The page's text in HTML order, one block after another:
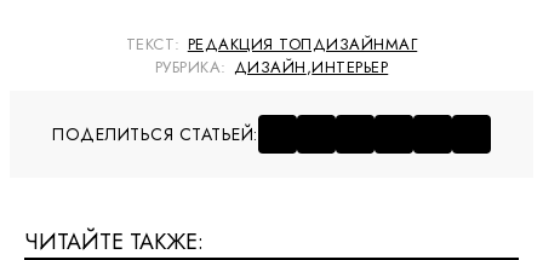
ТЕКСТ: РЕДАКЦИЯ ТОПДИЗАЙНМАГ
РУБРИКА: ДИЗАЙН,ИНТЕРЬЕР
ПОДЕЛИТЬСЯ СТАТЬЕЙ:
ЧИТАЙТЕ ТАКЖЕ: